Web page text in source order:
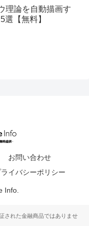
理論を自動描画す
選【無料】
お問い合わせ
ライバシーポリシー
Info.
された金融商品ではありませ